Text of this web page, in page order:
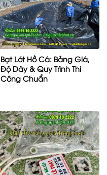
Bạt Lót Hồ Cá: Bảng Giá,
Độ Dày & Quy Trình Thi
Công Chuẩn